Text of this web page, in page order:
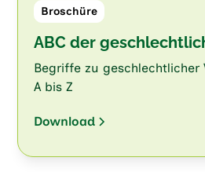
Broschüre
ABC der
Begriffe zu geschlechtlicher
A bis Z
Download